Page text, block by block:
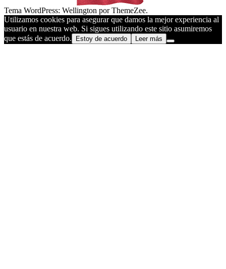
Tema WordPress: Wellington por ThemeZee.
Utilizamos cookies para asegurar que damos la mejor experiencia al
usuario en nuestra web. Si sigues utilizando este sitio asumiremos
que estás de acuerdo.
Estoy de acuerdo Leer más